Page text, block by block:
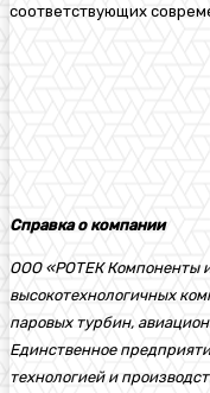
соответствующих
Справка о компании
ООО «РОТЕК Компоненты
высокотехнологичных
паровых турбин,
Единственное
технологией и